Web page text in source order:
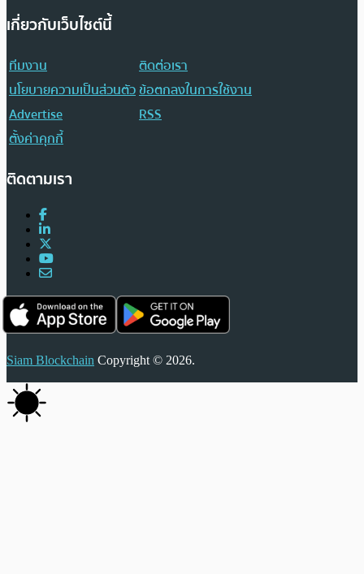
เกี่ยวกับเว็บไซต์นี้
ทีมงาน
ติดต่อเรา
นโยบายความเป็นส่วนตัวข้อตกลงในการใช้งาน
Advertise
RSS
ตั้งค่าคุกกี้
ติดตามเรา
Siam Blockchain Copyright © 2026.